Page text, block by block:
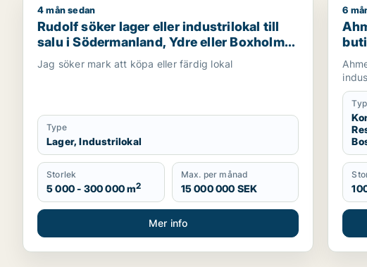
Rudolf söker lager eller industrilokal till salu i
4 mån sedan
Rudolf söker lager eller industrilokal till
salu i Södermanland, Ydre eller Boxholm
m.fl.
Jag söker mark att köpa eller färdig lokal
Type
Lager, Industrilokal
Storlek
5 000 - 300 000 m2
Max. per månad
15 000 000 SEK
Mer info
6